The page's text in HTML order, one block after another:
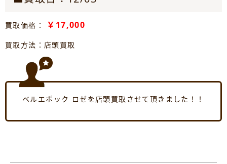
買取価格： ￥17,000
買取方法：店頭買取
ベルエポック ロゼを店頭買取させて頂きました！！